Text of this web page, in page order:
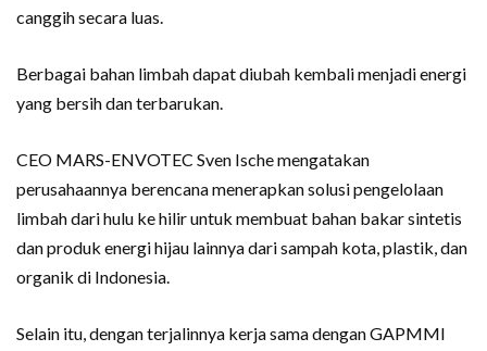
canggih secara luas.
Berbagai bahan limbah dapat diubah kembali menjadi energi
yang bersih dan terbarukan.
CEO MARS-ENVOTEC Sven Ische mengatakan
perusahaannya berencana menerapkan solusi pengelolaan
limbah dari hulu ke hilir untuk membuat bahan bakar sintetis
dan produk energi hijau lainnya dari sampah kota, plastik, dan
organik di Indonesia.
Selain itu, dengan terjalinnya kerja sama dengan GAPMMI